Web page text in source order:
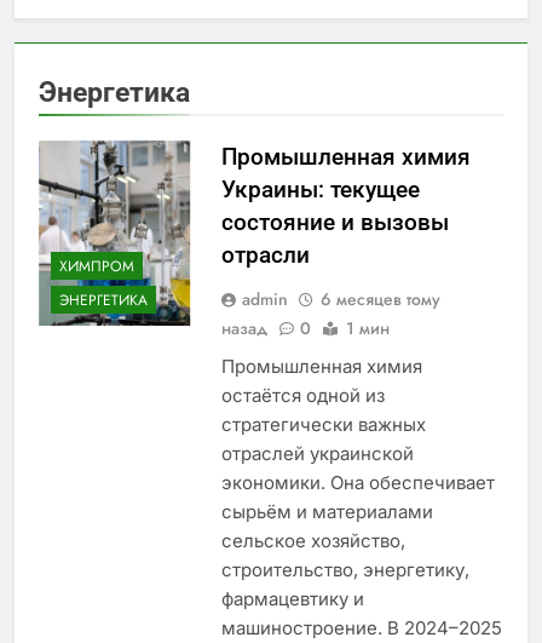
Энергетика
ХИМПРОМ
ЭНЕРГЕТИКА
Промышленная химия
Украины: текущее
состояние и вызовы
отрасли
admin
6 месяцев тому
назад
0 1 мин
Промышленная химия
остаётся одной из
стратегически важных
отраслей украинской
экономики. Она обеспечивает
сырьём и материалами
сельское хозяйство,
строительство, энергетику,
фармацевтику и
машиностроение. В 2024–2025